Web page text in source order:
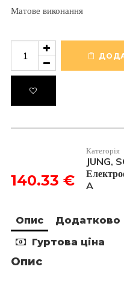
Матове виконання
SСHUKO
з
C
18CWWM
140.33 €
Категорія
JUNG,
A
Опис Додатково
Гуртова ціна
Опис